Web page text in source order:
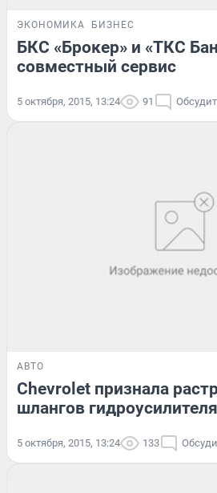
ЭКОНОМИКА БИЗНЕС
БКС «Брокер» и «ТКС
совместный сервис
5 октября, 2015, 13:24 91
АВТО
Chevrolet признала
шлангов
5 октября, 2015, 13:24 133